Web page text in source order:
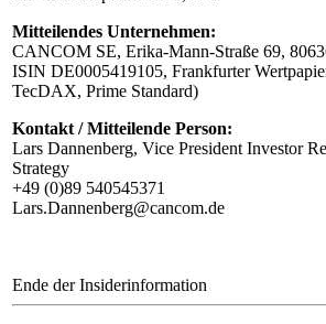
Mitteilendes Unternehmen:
CANCOM SE, Erika-Mann-Straße 69,
ISIN DE0005419105, Frankfurter
TecDAX, Prime Standard)
Kontakt / Mitteilende Person:
Lars Dannenberg, Vice President Investor
Strategy
+49 (0)89 540545371
Lars.Dannenberg@cancom.de
Ende der Insiderinformation